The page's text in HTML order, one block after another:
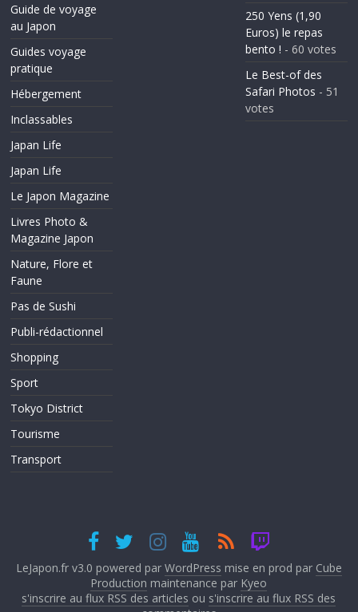
Guide de voyage
au Japon
Guides voyage
pratique
Hébergement
Inclassables
Japan Life
Japan Life
Le Japon Magazine
Livres Photo &
Magazine Japon
Nature, Flore et
Faune
Pas de Sushi
Publi-rédactionnel
Shopping
Sport
Tokyo District
Tourisme
Transport
250 Yens (1,90
Euros) le repas
bento ! - 60 votes
Le Best-of des
Safari Photos - 51
votes
LeJapon.fr v3.0 powered par WordPress mise en prod par Cube
Production maintenance par Kyeo
s'inscrire au flux RSS des articles ou s'inscrire au flux RSS des